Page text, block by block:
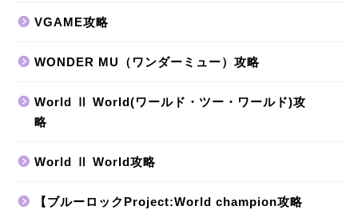
VGAME攻略
WONDER MU（ワンダーミュー）攻略
World Ⅱ World(ワールド・ツー・ワールド)攻
略
World Ⅱ World攻略
【ブルーロックProject:World champion攻略